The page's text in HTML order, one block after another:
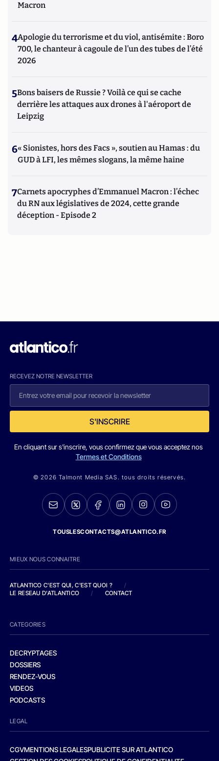
Macron
4Apologie du terrorisme et du viol, antisémite : Boro
700, le chanteur à cagoule de l’un des tubes de l’été
2026
5Bons baisers de Russie ? Voilà ce qui se cache
derrière les attaques aux drones à l'aéroport de
Leipzig
6« Sionistes, hors des Facs », soutien au Hamas : du
GUD à LFI, les mêmes slogans, la même haine
7Carnets apocryphes d’Emmanuel Macron : l’échec
du RN aux législatives de 2024, cette grande
déception - Episode 2
RECEVEZ NOTRE NEWSLETTER
S'INSCRIRE
En cliquant sur s'inscrire, vous confirmez que vous acceptez nos
Termes et Conditions
© 2026 Talmont Media SAS. tous droits réservés.
TOUSLESCONTACTS@ATLANTICO.FR
MIEUX NOUS CONNAITRE
ATLANTICO C'EST QUI, C'EST QUOI ?
/
LE RESEAU D'ATLANTICO
/ CONTACT
CATEGORIES
DECRYPTAGES
DOSSIERS
RENDEZ-VOUS
VIDEOS
PODCASTS
LEGAL
CGVMENTIONS LEGALESPUBLICITE SUR ATLANTICO